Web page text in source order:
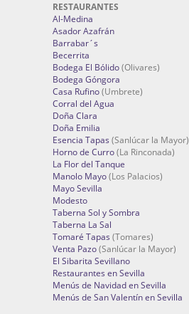
RESTAURANTES
Al-Medina
Asador Azafrán
Barrabar´s
Becerrita
Bodega El Bólido(Olivares)
Bodega Góngora
Casa Rufino(Umbrete)
Corral del Agua
Doña Clara
Doña Emilia
Esencia Tapas (Sanlúcar la Mayor)
Horno de Curro(La Rinconada)
La Flor del Tanque
Manolo Mayo(Los Palacios)
Mayo Sevilla
Modesto
Taberna Sol y Sombra
Taberna La Sal
Tomaré Tapas (Tomares)
Venta Pazo(Sanlúcar la Mayor)
El Sibarita Sevillano
Restaurantes en Sevilla
Menús de Navidad en Sevilla
Menús de San Valentín en Sevilla